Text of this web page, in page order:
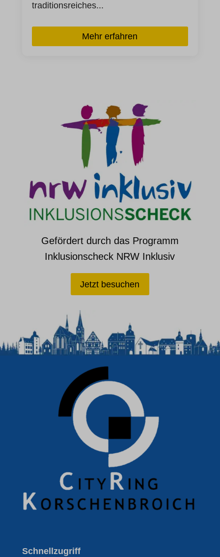
traditionsreiches...
Mehr erfahren
Gefördert durch das Programm
Inklusionscheck NRW Inklusiv
Jetzt besuchen
Schnellzugriff
wp-settings-time-*
et-reloaded-post-*